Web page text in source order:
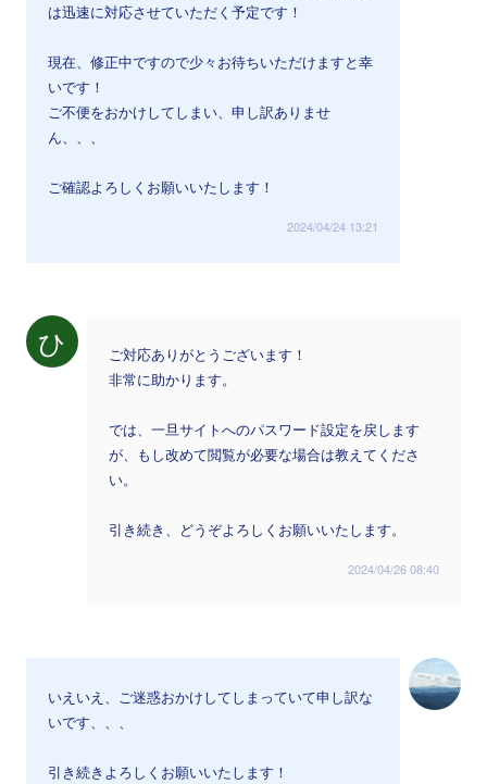
は迅速に対応させていただく予定です！
現在、修正中ですので少々お待ちいただけますと幸
いです！
ご不便をおかけしてしまい、申し訳ありませ
ん、、、
ご確認よろしくお願いいたします！
2024/04/24 13:21
ひ
ご対応ありがとうございます！
非常に助かります。
では、一旦サイトへのパスワード設定を戻します
が、もし改めて閲覧が必要な場合は教えてくださ
い。
引き続き、どうぞよろしくお願いいたします。
2024/04/26 08:40
いえいえ、ご迷惑おかけしてしまっていて申し訳な
いです、、、
引き続きよろしくお願いいたします！